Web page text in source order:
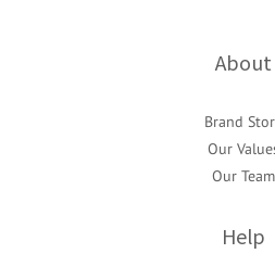
About
Brand
Our
Our Team
Help